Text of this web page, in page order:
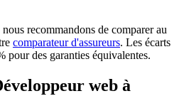
recommandons de comparer au
comparateur d'assureurs. Les écarts
pour des garanties équivalentes.
web à